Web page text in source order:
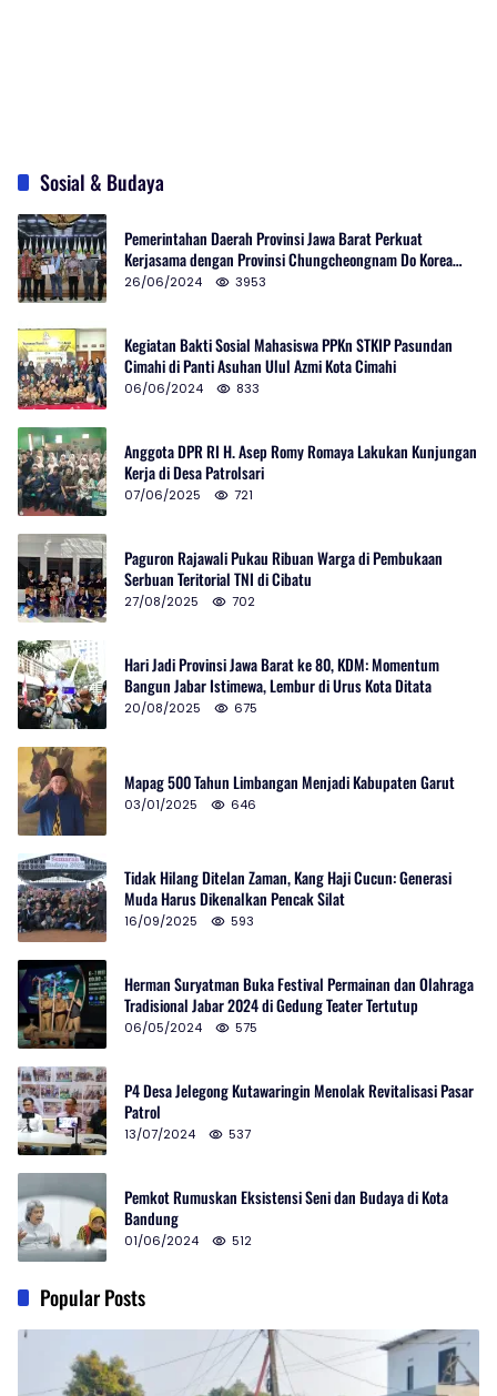
Sosial & Budaya
Pemerintahan Daerah Provinsi Jawa Barat Perkuat
Kerjasama dengan Provinsi Chungcheongnam Do Korea
Selatan
26/06/2024 3953
Kegiatan Bakti Sosial Mahasiswa PPKn STKIP Pasundan
Cimahi di Panti Asuhan Ulul Azmi Kota Cimahi
06/06/2024 833
Anggota DPR RI H. Asep Romy Romaya Lakukan Kunjungan
Kerja di Desa Patrolsari
07/06/2025 721
Paguron Rajawali Pukau Ribuan Warga di Pembukaan
Serbuan Teritorial TNI di Cibatu
27/08/2025 702
Hari Jadi Provinsi Jawa Barat ke 80, KDM: Momentum
Bangun Jabar Istimewa, Lembur di Urus Kota Ditata
20/08/2025 675
Mapag 500 Tahun Limbangan Menjadi Kabupaten Garut
03/01/2025 646
Tidak Hilang Ditelan Zaman, Kang Haji Cucun: Generasi
Muda Harus Dikenalkan Pencak Silat
16/09/2025 593
Herman Suryatman Buka Festival Permainan dan Olahraga
Tradisional Jabar 2024 di Gedung Teater Tertutup
06/05/2024 575
P4 Desa Jelegong Kutawaringin Menolak Revitalisasi Pasar
Patrol
13/07/2024 537
Pemkot Rumuskan Eksistensi Seni dan Budaya di Kota
Bandung
01/06/2024 512
Popular Posts